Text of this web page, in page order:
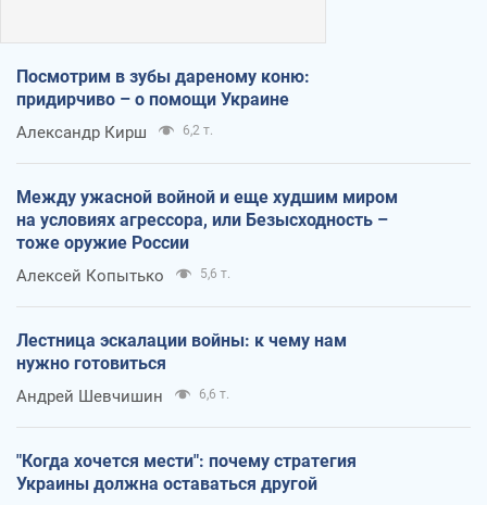
Посмотрим в зубы дареному коню:
придирчиво – о помощи Украине
Александр Кирш 6,2 т.
Между ужасной войной и еще худшим миром
на условиях агрессора, или Безысходность –
тоже оружие России
Алексей Копытько 5,6 т.
Лестница эскалации войны: к чему нам
нужно готовиться
Андрей Шевчишин 6,6 т.
"Когда хочется мести": почему стратегия
Украины должна оставаться другой